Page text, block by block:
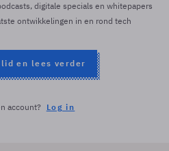
digitale specials en whitepapers
ontwikkelingen in en rond tech
en lees verder
account? Log in